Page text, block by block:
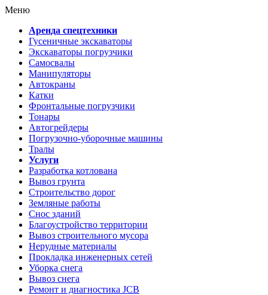
Меню
Аренда спецтехники
Гусеничные экскаваторы
Экскаваторы погрузчики
Самосвалы
Манипуляторы
Автокраны
Катки
Фронтальные погрузчики
Тонары
Автогрейдеры
Погрузочно-уборочные машины
Тралы
Услуги
Разработка котлована
Вывоз грунта
Строительство дорог
Земляные работы
Снос зданий
Благоустройство территории
Вывоз строительного мусора
Нерудные материалы
Прокладка инженерных сетей
Уборка снега
Вывоз снега
Ремонт и диагностика JCB